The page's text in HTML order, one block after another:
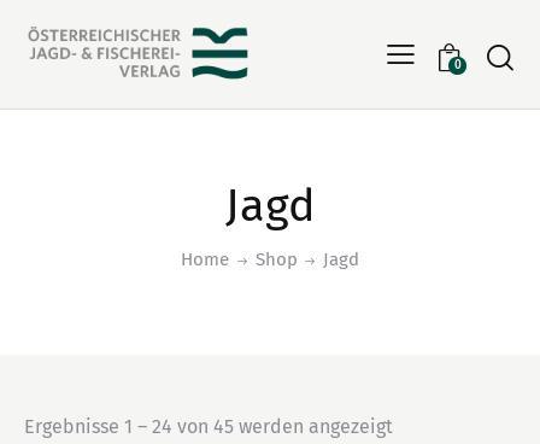
0
Jagd
Home Shop Jagd
Ergebnisse 1 – 24 von 45 werden angezeigt